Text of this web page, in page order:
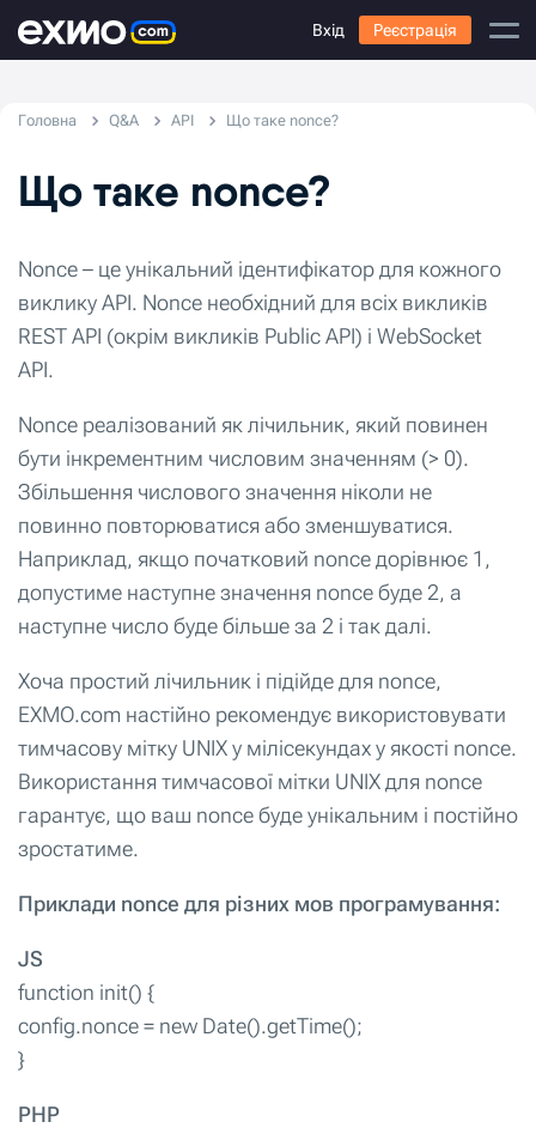
Вхід Реєстрація
Головна Q&A API Що таке nonce?
Що таке nonce?
Nonce – це унікальний ідентифікатор для кожного
виклику API. Nonce необхідний для всіх викликів
REST API (окрім викликів Public API) і WebSocket
API.
Nonce реалізований як лічильник, який повинен
бути інкрементним числовим значенням (> 0).
Збільшення числового значення ніколи не
повинно повторюватися або зменшуватися.
Наприклад, якщо початковий nonce дорівнює 1,
допустиме наступне значення nonce буде 2, а
наступне число буде більше за 2 і так далі.
Хоча простий лічильник і підійде для nonce,
EXMO.com настійно рекомендує використовувати
тимчасову мітку UNIX у мілісекундах у якості nonce.
Використання тимчасової мітки UNIX для nonce
гарантує, що ваш nonce буде унікальним і постійно
зростатиме.
Приклади nonce для різних мов програмування:
JS
function init() {
config.nonce = new Date().getTime();
}
PHP